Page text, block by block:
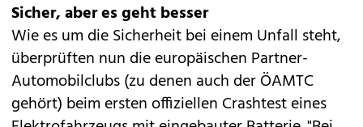
Sicher, aber es geht besser
Wie es um die Sicherheit bei einem Unfall steht,
überprüften nun die europäischen Partner-
Automobilclubs (zu denen auch der ÖAMTC
gehört) beim ersten offiziellen Crashtest eines